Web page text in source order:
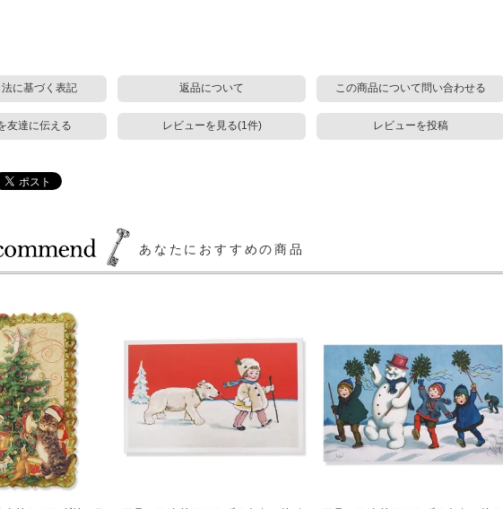
に基づく表記 返品について この商品について問い合わせる
友達に伝える レビューを見る(1件) レビューを投稿
あなたにおすすめの商品